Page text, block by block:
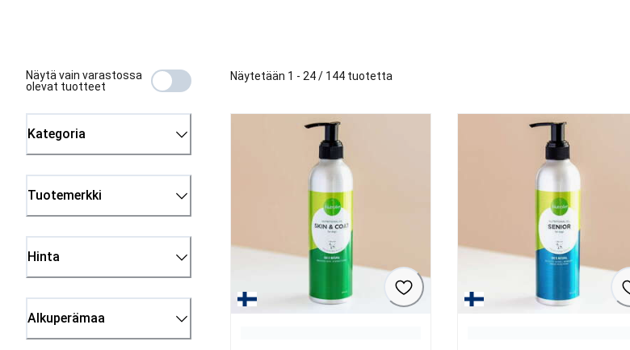
Näytä vain varastossa
olevat tuotteet
Kategoria
Tuotemerkki
Hinta
Alkuperämaa
Näytetään 1 - 24 / 144 tuotetta